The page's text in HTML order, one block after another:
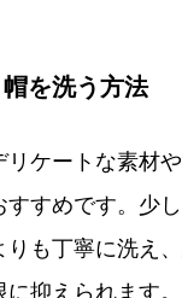
を洗う方法
リケートな素材
すすめです。少
りも丁寧に洗え
抑えられます。